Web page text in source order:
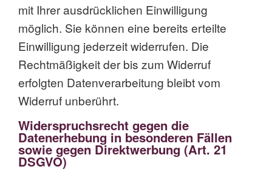
mit Ihrer ausdrücklichen Einwilligung
möglich. Sie können eine bereits erteilte
Einwilligung jederzeit widerrufen. Die
Rechtmäßigkeit der bis zum Widerruf
erfolgten Datenverarbeitung bleibt vom
Widerruf unberührt.
Widerspruchsrecht gegen die
Datenerhebung in besonderen Fällen
sowie gegen Direktwerbung (Art. 21
DSGVO)